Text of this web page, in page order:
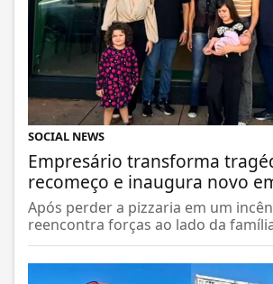
SOCIAL NEWS
Empresário transforma
recomeço e inaugura novo
Após perder a pizzaria em um
reencontra forças ao lado da